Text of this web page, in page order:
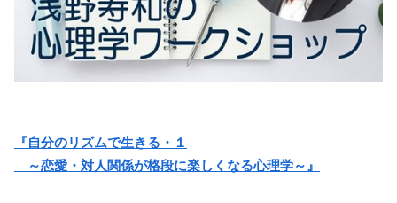
『自分のリズムで生きる・１
～恋愛・対人関係が格段に楽しくなる心理学～』